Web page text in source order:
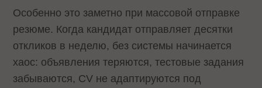
Особенно это заметно при массовой отправке
резюме. Когда кандидат отправляет десятки
откликов в неделю, без системы начинается
хаос: объявления теряются, тестовые задания
забываются, CV не адаптируются под